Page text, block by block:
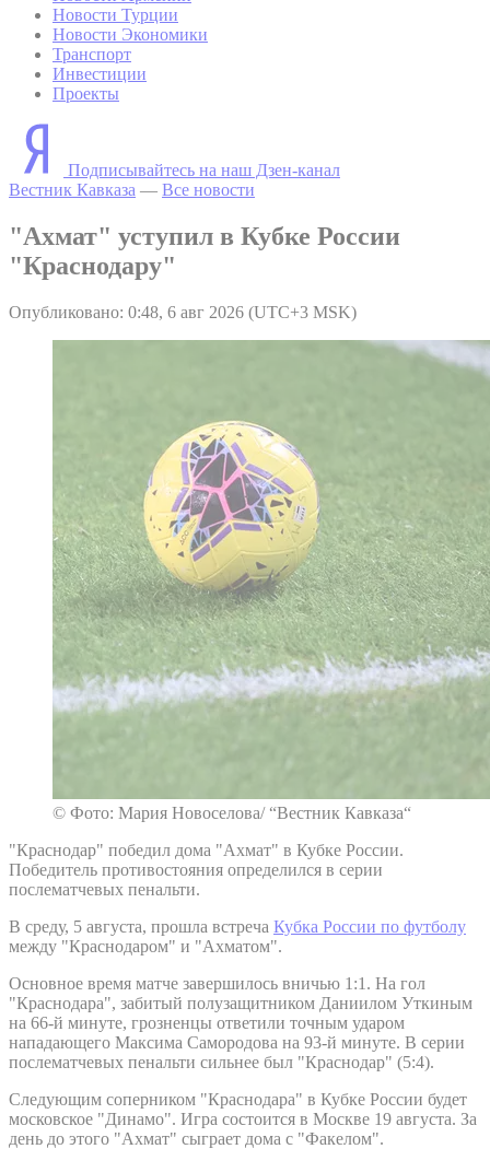
Новости Турции
Новости Экономики
Транспорт
Инвестиции
Проекты
Подписывайтесь на наш Дзен-канал
Вестник Кавказа — Все новости
"Ахмат" уступил в Кубке России
"Краснодару"
Опубликовано: 0:48, 6 авг 2026 (UTC+3 MSK)
© Фото: Мария Новоселова/ “Вестник Кавказа“
"Краснодар" победил дома "Ахмат" в Кубке России.
Победитель противостояния определился в серии
послематчевых пенальти.
В среду, 5 августа, прошла встреча Кубка России по футболу
между "Краснодаром" и "Ахматом".
Основное время матче завершилось вничью 1:1. На гол
"Краснодара", забитый полузащитником Даниилом Уткиным
на 66-й минуте, грозненцы ответили точным ударом
нападающего Максима Самородова на 93-й минуте. В серии
послематчевых пенальти сильнее был "Краснодар" (5:4).
Следующим соперником "Краснодара" в Кубке России будет
московское "Динамо". Игра состоится в Москве 19 августа. За
день до этого "Ахмат" сыграет дома с "Факелом".